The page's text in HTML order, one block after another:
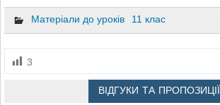
Матеріали до уроків 11 клас
3
ВІДГУКИ ТА ПРОПОЗИЦІЇ